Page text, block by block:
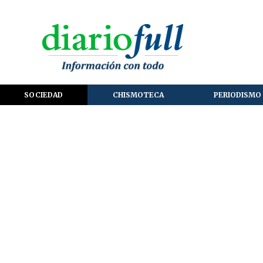
SOCIEDAD CHISMOTECA PERIODISMO